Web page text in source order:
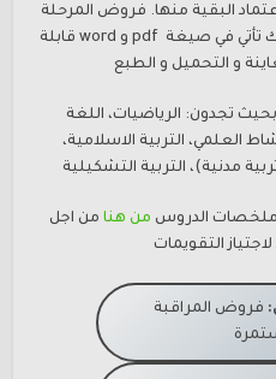
البقية منها. فروض المرحلة
الاولى . للاسدوس الاول هذه كذلك تأتي في صيغة pdf و word قابلة
و التحميل و الطبع
تجدون: الرياضيات، اللغة
العلمي، التربية الاسلامية،
مدنية)، التربية التشكيلية
ملخصات الدروس من هنا من اجل
التقويمات
فروض المراقبة